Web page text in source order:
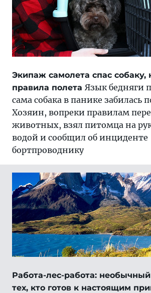
Экипаж самолета спас
правила полета Язык бедняги
сама собака в панике забилась
Хозяин, вопреки правилам
животных, взял питомца на
водой и сообщил об инциденте
бортпроводнику
Работа-лес-работа:
тех, кто готов к настоящим